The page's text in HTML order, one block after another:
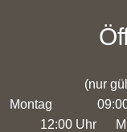
(nur
Montag 09:00
12:00 Uhr